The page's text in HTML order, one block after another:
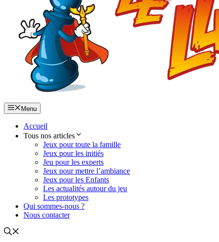
Menu
Accueil
Tous nos articles
Jeux pour toute la famille
Jeux pour les initiés
Jeu pour les experts
Jeux pour mettre l’ambiance
Jeux pour les Enfants
Les actualités autour du jeu
Les prototypes
Qui sommes-nous ?
Nous contacter